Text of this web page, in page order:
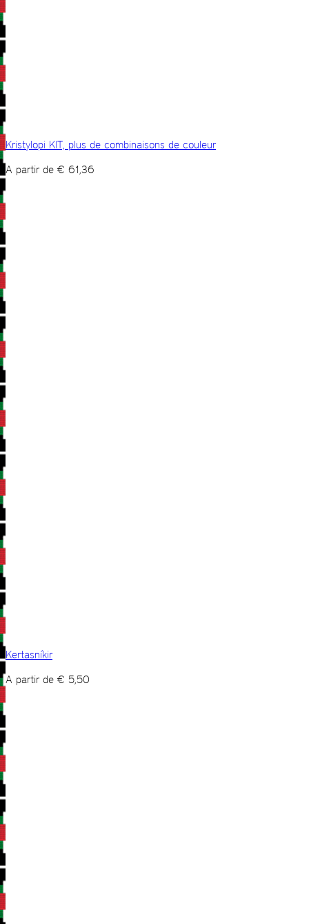
Kristylopi KIT, plus de combinaisons de couleur
A partir de € 61,36
Kertasníkir
A partir de € 5,50